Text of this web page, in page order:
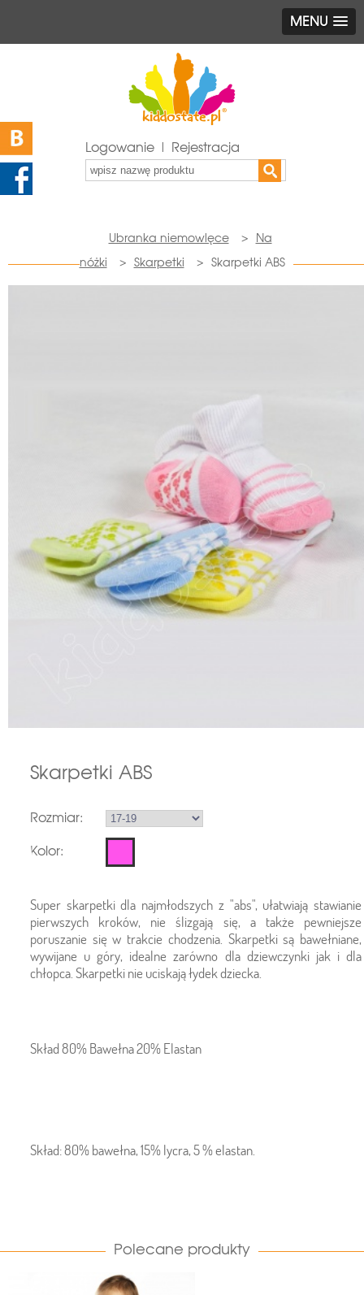
MENU
Logowanie | Rejestracja
Ubranka niemowlęce >
Na
nóżki
> Skarpetki > Skarpetki ABS
Skarpetki ABS
Rozmiar:
Kolor:
Super skarpetki dla najmłodszych z "abs", ułatwiają stawianie
pierwszych kroków, nie ślizgają się, a także pewniejsze
poruszanie się w trakcie chodzenia. Skarpetki są bawełniane,
wywijane u góry, idealne zarówno dla dziewczynki jak i dla
chłopca. Skarpetki nie uciskają łydek dziecka.
Skład 80% Bawełna 20% Elastan
Skład: 80% bawełna, 15% lycra, 5 % elastan.
Polecane produkty